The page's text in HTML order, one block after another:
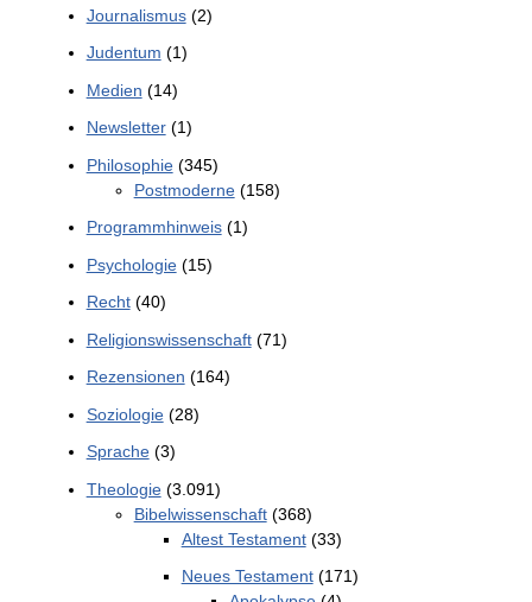
Journalismus(2)
Judentum (1)
Medien (14)
Newsletter(1)
Philosophie(345)
Postmoderne(158)
Programmhinweis(1)
Psychologie(15)
Recht(40)
Religionswissenschaft(71)
Rezensionen (164)
Soziologie(28)
Sprache(3)
Theologie(3.091)
Bibelwissenschaft(368)
Altest Testament(33)
Neues Testament(171)